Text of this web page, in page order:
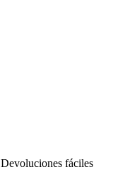
Devoluciones fáciles